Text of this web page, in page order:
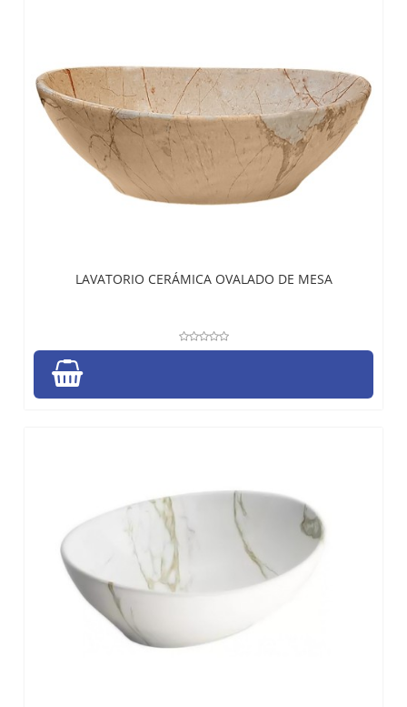
LAVATORIO CERÁMICA OVALADO DE MESA